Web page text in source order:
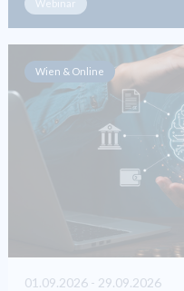
Webinar
Wien & Online
01.09.2026 - 29.09.2026